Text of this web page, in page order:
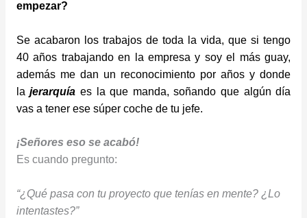
empezar?
Se acabaron los trabajos de toda la vida, que si tengo
40 años trabajando en la empresa y soy el más guay,
además me dan un reconocimiento por años y donde
la jerarquía es la que manda, soñando que algún día
vas a tener ese súper coche de tu jefe.
¡Señores eso se acabó!
Es cuando pregunto:
“¿Qué pasa con tu proyecto que tenías en mente? ¿Lo
intentastes?”